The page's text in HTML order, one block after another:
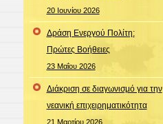
20 Ιουνίου 2026
Δράση Ενεργού Πολίτη:
Πρώτες Βοήθειες
23 Μαΐου 2026
Διάκριση σε διαγωνισμό για την
νεανική επιχειρηματικότητα
21 Μαρτίου 2026